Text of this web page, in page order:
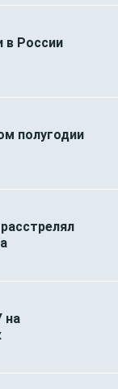
в России
полугодии
на